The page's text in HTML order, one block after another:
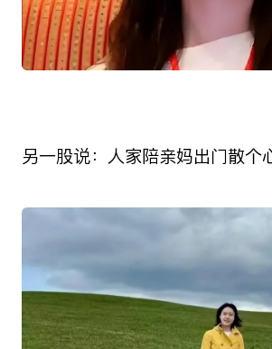
另一股说：人家陪亲妈出门散个